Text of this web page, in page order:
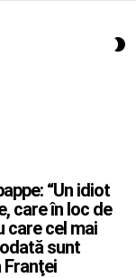
“Un idiot
care în loc de
care cel mai
sunt
Franţei